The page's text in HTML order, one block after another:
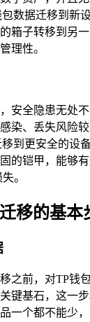
数据迁移到新
箱子转移到另
理性。
安全隐患无处
染、丢失风险
到更安全的设
的铠甲，能够
。
移的基本
之前，对TP钱
键基石，这一
一个都不能少